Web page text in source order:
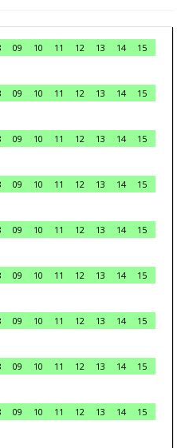
09 10 11 12 13 14
15
09 10 11 12 13 14
15
09 10 11 12 13 14
15
09 10 11 12 13 14
15
09 10 11 12 13 14
15
09 10 11 12 13 14
15
09 10 11 12 13 14
15
09 10 11 12 13 14
15
09 10 11 12 13 14
15